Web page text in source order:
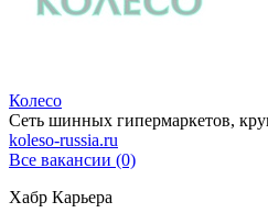
Колесо
Сеть шинных гипермаркетов,
koleso-russia.ru
Все вакансии (0)
Хабр Карьера